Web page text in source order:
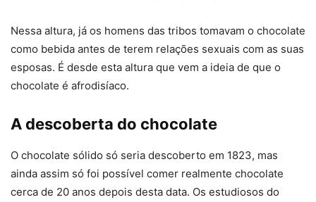
Nessa altura, já os homens das tribos tomavam o chocolate
como bebida antes de terem relações sexuais com as suas
esposas. É desde esta altura que vem a ideia de que o
chocolate é afrodisíaco.
A descoberta do chocolate
O chocolate sólido só seria descoberto em 1823, mas
ainda assim só foi possível comer realmente chocolate
cerca de 20 anos depois desta data. Os estudiosos do